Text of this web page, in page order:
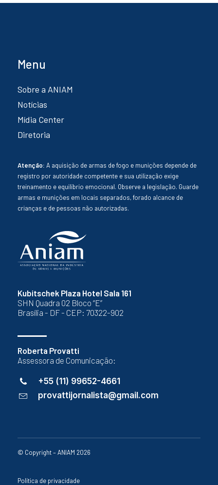
Kubitschek Plaza Hotel Sala 161
SHN Quadra 02 Bloco “E”
Brasília - DF - CEP: 70322-902
Roberta Provatti
Assessora de Comunicação:
+55 (11) 99652-4661
provattijornalista@gmail.com
Menu
Sobre a ANIAM
Notícias
Mídia Center
Diretoria
Atenção: A aquisição de armas de fogo e munições depende de
registro por autoridade competente e sua utilização exige
treinamento e equilíbrio emocional. Observe a legislação. Guarde
armas e munições em locais separados, forado alcance de
crianças e de pessoas não autorizadas.
© Copyright – ANIAM 2026
Política de privacidade